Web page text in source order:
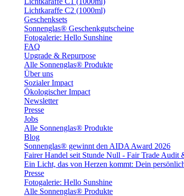
Lichtkaraffe C2 (1000ml)
Geschenksets
Sonnenglas® Geschenkgutscheine
Fotogalerie: Hello Sunshine
FAQ
Upgrade & Repurpose
Alle Sonnenglas® Produkte
Über uns
Sozialer Impact
Ökologischer Impact
Newsletter
Presse
Jobs
Alle Sonnenglas® Produkte
Blog
Sonnenglas® gewinnt den AIDA Award 2026
Fairer Handel seit Stunde Null - Fair Trade
Ein Licht, das von Herzen kommt: Dein
Presse
Fotogalerie: Hello Sunshine
Alle Sonnenglas® Produkte